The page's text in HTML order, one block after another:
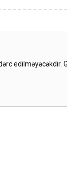
edilməyəcəkdir.